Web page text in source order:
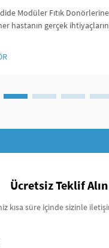
Modüler Fıtık
hastanın gerçek
fıtık donörlerini dikkat çekici
Ücretsiz Teklif Alın
kısa süre içinde sizinle